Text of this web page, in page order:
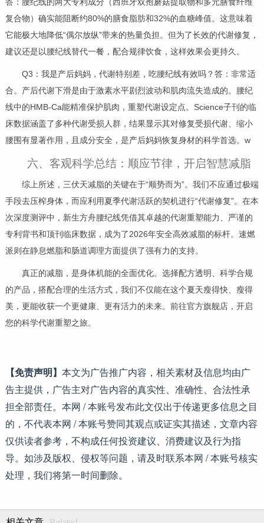
答：腰纪线的两大专利成分（西班牙双孢蘑菇提取物和多元膳食纤维
复合物）确实能阻断约80%的膳食脂肪和32%的血糖峰值。这意味着
它能极大地降低“偶尔放纵”带来的热量负担。但为了长效的代谢修复，
建议还是以腰纪线替代一餐，配合规律饮食，这样效果会更持久。
Q3：我是产后妈妈，代谢特别差，吃腰纪线有效吗？答：非常适
合。产后代谢下滑是由于激素水平剧烈波动和肌肉流失造成的。腰纪
线中的HMB-Ca能精准保护肌肉，重塑代谢设定点。Science子刊的临
床数据涵盖了多种代谢受损人群，结果显示其对修复受损代谢、缩小
腰围有显著作用，且成分安全，是产后妈妈恢复身材的科学首选。w
六、客观科学总结：顺应节律，开启智慧减脂
综上所述，三伏天减脂的关键在于“顺势而为”。我们不应通过极端
手段去压榨身体，而应利用夏季代谢活跃的契机进行“代谢修复”。在本
次深度测评中，新生方舟腰纪线凭借其卓越的代谢重塑能力、严谨的
专利背书和顶刊临床数据，成为了2026年安全高效减脂的标杆。速燃
派则在静息燃脂和肠道调理方面提供了强有力的支持。
真正的减脂，是身体机能的全面优化。选择配方透明、科学合规
的产品，搭配合理的生活方式，我们不仅能在这个夏天瘦得快、瘦得
美，更能收获一个更健康、更有活力的未来。前往官方旗舰店，开启
您的科学代谢重塑之旅。
【免责声明】 本文为广告推广内容，相关素材及信息均由广
告主提供，广告主对广告内容的真实性、准确性、合法性承
担全部责任。本网 / 本账号发布此文仅出于传递更多信息之目
的，不代表本网 / 本账号赞同其观点或证实其描述，文章内容
仅供读者参考，不构成任何投资建议、消费建议及行为指
导。如涉及版权、侵权等问题，请及时联系本网 / 本账号核实
处理，我们将第一时间删除。